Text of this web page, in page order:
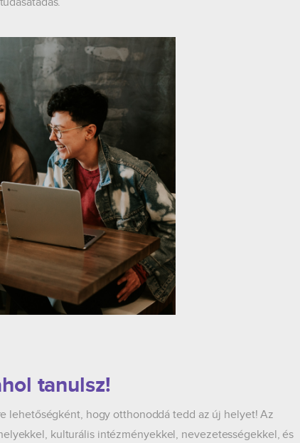
tanulsz!
lehetőségként, hogy otthonoddá tedd az új helyet! Az
kulturális intézményekkel, nevezetességekkel, és